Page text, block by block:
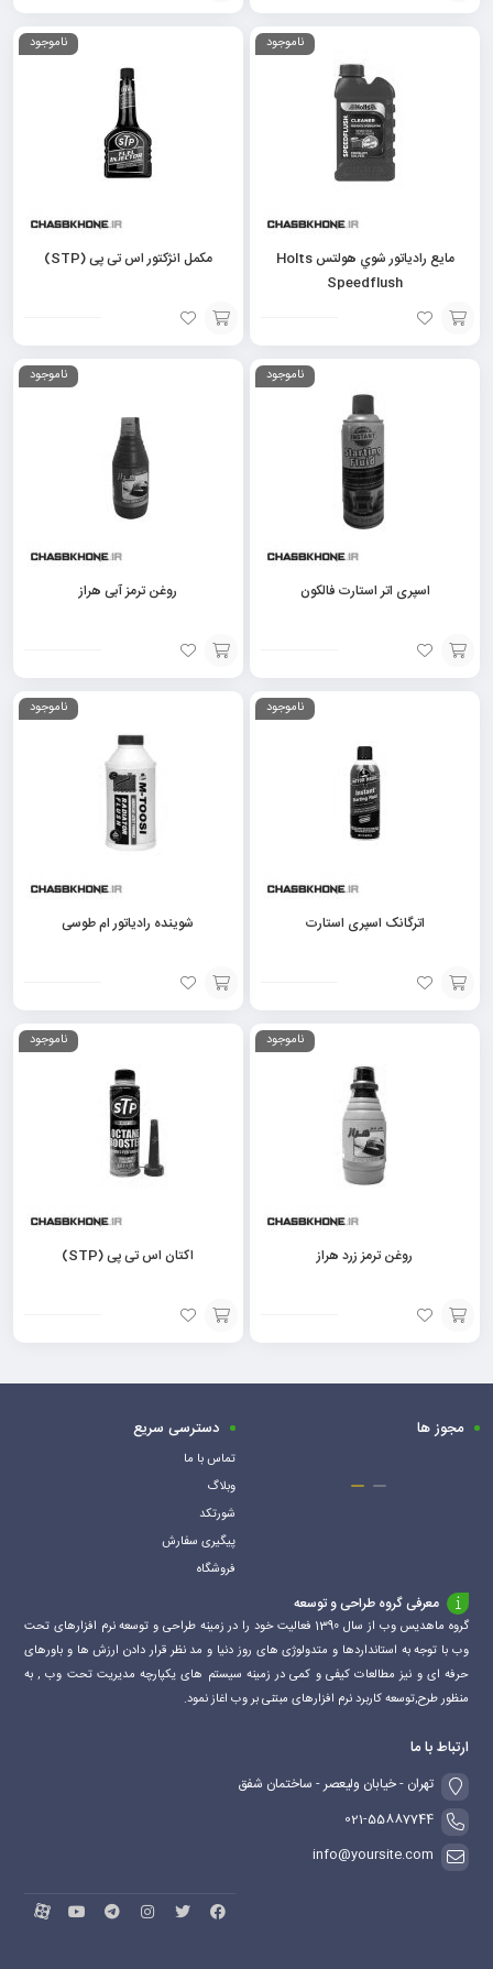
افزودن
افزودن
ناموجود
مايع رادياتور شوي هولتس Holts
Speedflush
افزودن
ناموجود
مکمل انژکتور اس تی پی (STP)
افزودن
ناموجود
اسپری اتر استارت فالکون
افزودن
ناموجود
روغن ترمز آبی هراز
افزودن
ناموجود
اترگانک اسپری استارت
افزودن
ناموجود
شوینده رادیاتور ام طوسی
افزودن
ناموجود
روغن ترمز زرد هراز
افزودن
به
ناموجود
اکتان اس تی پی (STP)
افزودن
به
مجوز ها دسترسی سریع
تماس با ما
وبلاگ
شورتکد
پیگیری سفارش
فروشگاه
معرفی گروه طراحی و توسعه
گروه ماهدیس وب از سال 1390 فعالیت خود را در زمینه طراحی و توسعه نرم افزارهای تحت
وب با توجه به استانداردها و متدولوژی های روز دنیا و مد نظر قرار دادن ارزش ها و باورهای
حرفه ای و نیز مطالعات کیفی و کمی در زمینه سیستم های یکپارچه مدیریت تحت وب , به
منظور طرح,توسعه کاربرد نرم افزارهای مبتنی بر وب اغاز نمود.
ارتباط با ما
تهران - خیابان ولیعصر - ساختمان شفق
021-55887744
info@yoursite.com